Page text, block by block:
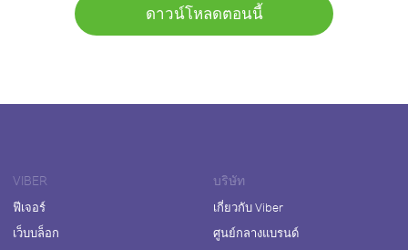
ดาวน์โหลดตอนนี้
VIBER
ฟีเจอร์
เว็บบล็อก
บริษัท
เกี่ยวกับ Viber
ศูนย์กลางแบรนด์